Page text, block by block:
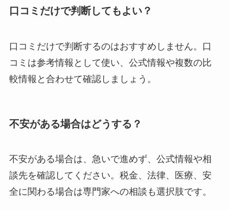
口コミだけで判断してもよい？
口コミだけで判断するのはおすすめしません。口
コミは参考情報として使い、公式情報や複数の比
較情報と合わせて確認しましょう。
不安がある場合はどうする？
不安がある場合は、急いで進めず、公式情報や相
談先を確認してください。税金、法律、医療、安
全に関わる場合は専門家への相談も選択肢です。